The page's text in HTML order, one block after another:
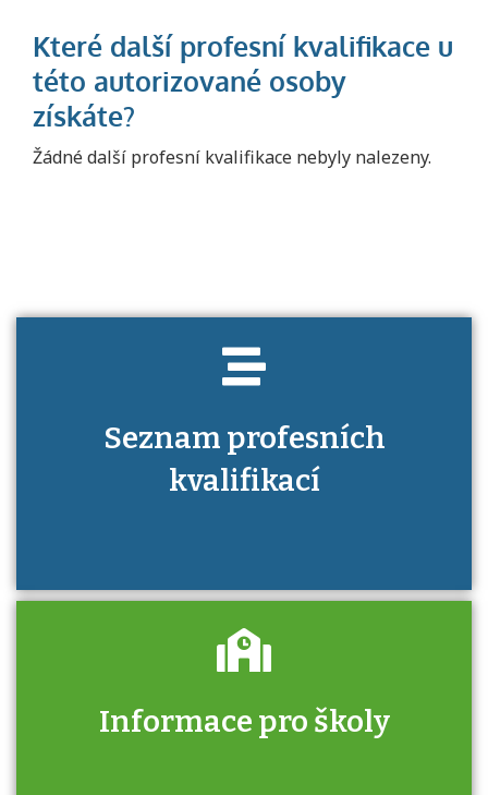
Žádné další profesní kvalifikace nebyly nalezeny.
Seznam profesních
kvalifikací
Projděte si seznam profesních kvalifikací.
Informace pro školy
Zjistěte, jak se přihlásit ke zkoušce a kde